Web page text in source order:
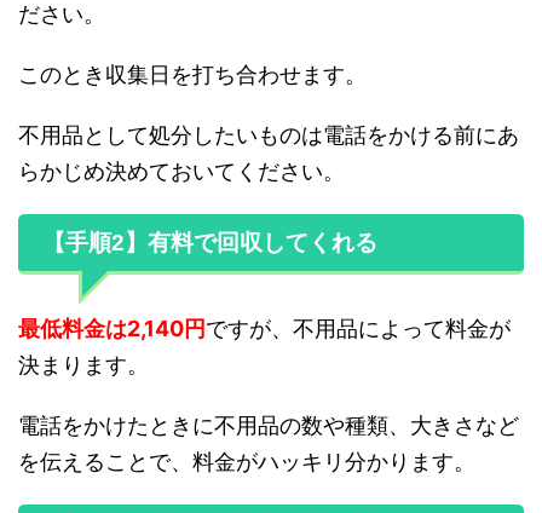
ださい。
このとき収集日を打ち合わせます。
不用品として処分したいものは電話をかける前にあ
らかじめ決めておいてください。
【手順2】有料で回収してくれる
最低料金は2,140円ですが、不用品によって料金が
決まります。
電話をかけたときに不用品の数や種類、大きさなど
を伝えることで、料金がハッキリ分かります。